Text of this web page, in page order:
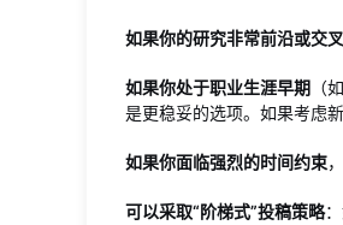
如果你的研究非常前沿或交叉
如果你处于职业生涯早期 （
是更稳妥的选项。如果考虑
如果你面临强烈的时间约束
可以采取“阶梯式”投稿策略